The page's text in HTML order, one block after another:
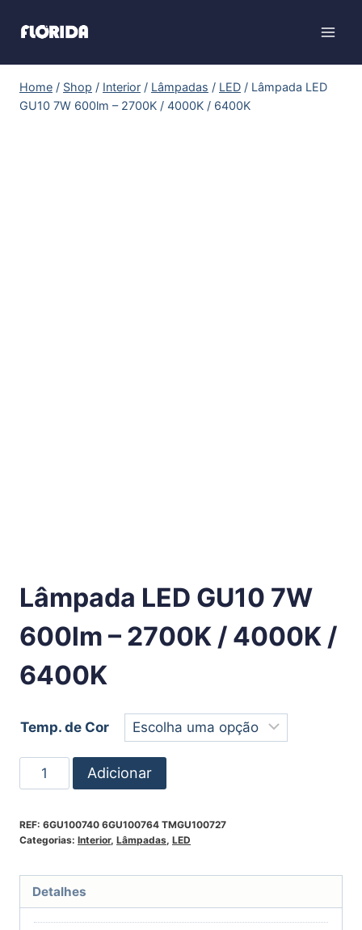
Home / Shop / Interior / Lâmpadas / LED / Lâmpada LED
GU10 7W 600lm – 2700K / 4000K / 6400K
Lâmpada LED GU10 7W
600lm – 2700K / 4000K /
6400K
Temp. de Cor
Adicionar
REF: 6GU100740 6GU100764 TMGU100727
Categorias: Interior, Lâmpadas, LED
Detalhes